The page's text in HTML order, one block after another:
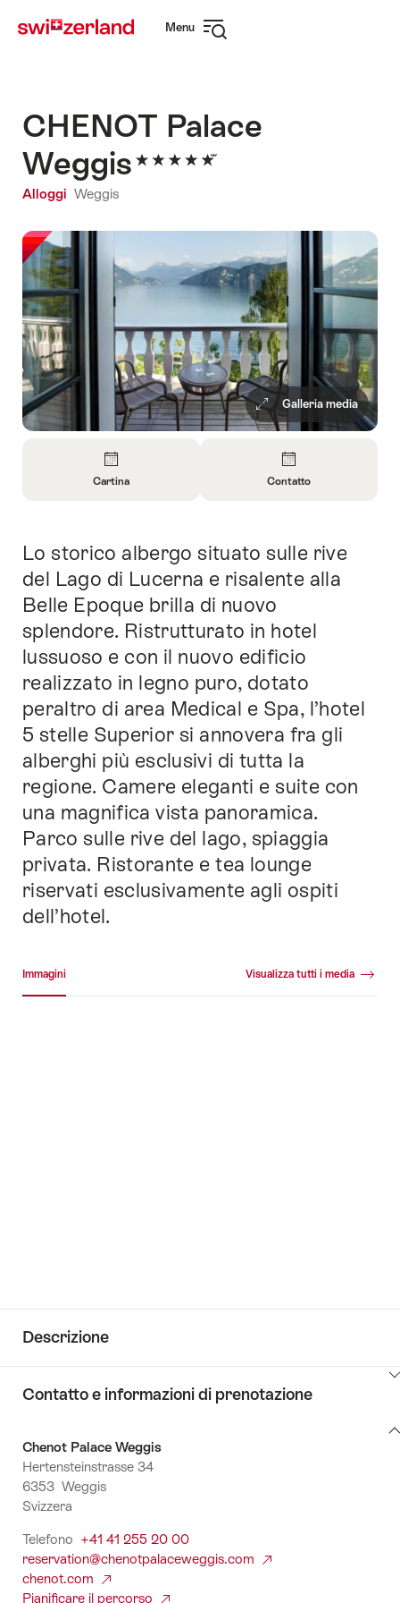
rapida
Menu
CHENOT Palace
Weggis
Alloggi Weggis
Galleria media
Cartina
Cartina
Contatto
Contatto
Introduzione
Lo storico albergo situato sulle rive
del Lago di Lucerna e risalente alla
Belle Epoque brilla di nuovo
splendore. Ristrutturato in hotel
lussuoso e con il nuovo edificio
realizzato in legno puro, dotato
peraltro di area Medical e Spa, l’hotel
5 stelle Superior si annovera fra gli
alberghi più esclusivi di tutta la
regione. Camere eleganti e suite con
una magnifica vista panoramica.
Parco sulle rive del lago, spiaggia
privata. Ristorante e tea lounge
riservati esclusivamente agli ospiti
dell’hotel.
Immagini Visualizza tutti i media
Descrizione
qui
visualizzare
i
contenuti
vai
informazioni
Contatto e informazioni di prenotazione
Contatto
e
informazioni
di
Chenot Palace Weggis
Hertensteinstrasse 34
6353 Weggis
Svizzera
Telefono +41 41 255 20 00
reservation@chenotpalaceweggis.com
chenot.com
Pianificare il percorso